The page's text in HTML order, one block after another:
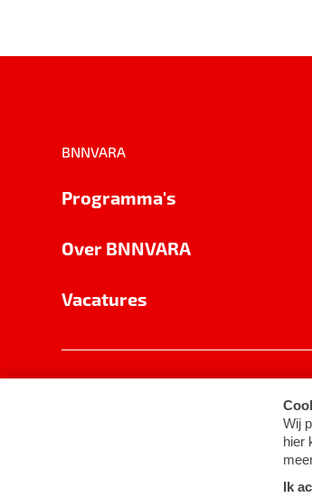
BNNVARA
Programma's
Over BNNVARA
Vacatures
Cookie-instellingen